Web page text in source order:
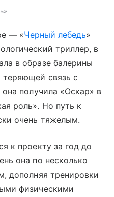
— «Черный лебедь»
триллер, в
в образе балерины
связь с
получила «Оскар» в
роль». Но путь к
очень тяжелым.
к проекту за год до
она по несколько
дополняя тренировки
физическими